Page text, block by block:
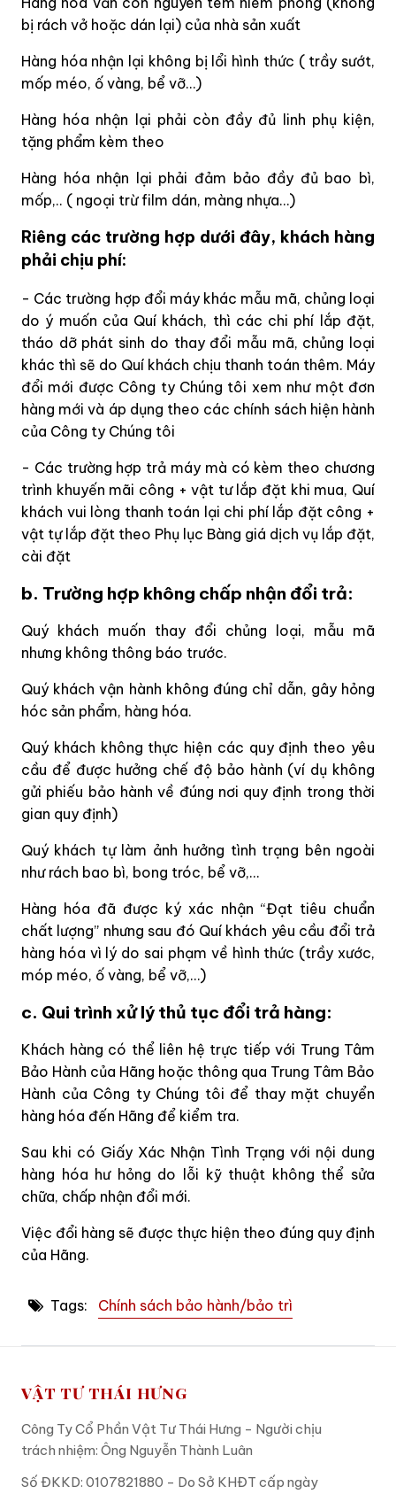
bị rách vở hoặc dán lại) của nhà sản xuất
Hàng hóa nhận lại không bị lổi hình thức ( trầy sướt,
mốp méo, ố vàng, bể vỡ…)
Hàng hóa nhận lại phải còn đầy đủ linh phụ kiện,
tặng phẩm kèm theo
Hàng hóa nhận lại phải đảm bảo đầy đủ bao bì,
mốp,.. ( ngoại trừ film dán, màng nhựa…)
Riêng các trường hợp dưới đây, khách hàng
phải chịu phí:
- Các trường hợp đổi máy khác mẫu mã, chủng loại
do ý muốn của Quí khách, thì các chi phí lắp đặt,
tháo dỡ phát sinh do thay đổi mẫu mã, chủng loại
khác thì sẽ do Quí khách chịu thanh toán thêm. Máy
đổi mới được Công ty Chúng tôi xem như một đơn
hàng mới và áp dụng theo các chính sách hiện hành
của Công ty Chúng tôi
- Các trường hợp trả máy mà có kèm theo chương
trình khuyến mãi công + vật tư lắp đặt khi mua, Quí
khách vui lòng thanh toán lại chi phí lắp đặt công +
vật tự lắp đặt theo Phụ lục Bàng giá dịch vụ lắp đặt,
cài đặt
b. Trường hợp không chấp nhận đổi trả:
Quý khách muốn thay đổi chủng loại, mẫu mã
nhưng không thông báo trước.
Quý khách vận hành không đúng chỉ dẫn, gây hỏng
hóc sản phẩm, hàng hóa.
Quý khách không thực hiện các quy định theo yêu
cầu để được hưởng chế độ bảo hành (ví dụ không
gửi phiếu bảo hành về đúng nơi quy định trong thời
gian quy định)
Quý khách tự làm ảnh hưởng tình trạng bên ngoài
như rách bao bì, bong tróc, bể vỡ,…
Hàng hóa đã được ký xác nhận “Đạt tiêu chuẩn
chất lượng” nhưng sau đó Quí khách yêu cầu đổi trả
hàng hóa vì lý do sai phạm về hình thức (trầy xước,
móp méo, ố vàng, bể vỡ,…)
c. Qui trình xử lý thủ tục đổi trả hàng:
Khách hàng có thể liên hệ trực tiếp với Trung Tâm
Bảo Hành của Hãng hoặc thông qua Trung Tâm Bảo
Hành của Công ty Chúng tôi để thay mặt chuyển
hàng hóa đến Hãng để kiểm tra.
Sau khi có Giấy Xác Nhận Tình Trạng với nội dung
hàng hóa hư hỏng do lỗi kỹ thuật không thể sửa
chữa, chấp nhận đổi mới.
Việc đổi hàng sẽ được thực hiện theo đúng quy định
của Hãng.
Tags: Chính sách bảo hành/bảo trì
VẬT TƯ THÁI HƯNG
Công Ty Cổ Phần Vật Tư Thái Hưng - Người chịu
trách nhiệm: Ông Nguyễn Thành Luân
Số ĐKKD: 0107821880 - Do Sở KHĐT cấp ngày